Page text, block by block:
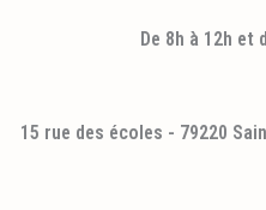
De 8h à 12h et
15 rue des écoles - 79220